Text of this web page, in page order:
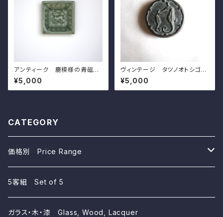
アンティーク 鹿模様の青磁角
豆皿（その８）d7.4cm Antiqu
e Japanese Celadon Squa
re Small Dish, Deer Design
¥5,000
ヴィンテージ タツノオトシゴ模
様の銅製蓋 d9.9cm Vintag
e Japanese Cast Bronze C
over, Design of Seahorses
¥5,000
CATEGORY
価格別 Price Range
~10,000yen
~5,000yen
5客組 Set of 5
ガラス・木・漆 Glass, Wood, Lacquer